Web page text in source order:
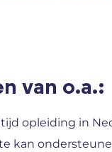
van o.a.:
opleiding in